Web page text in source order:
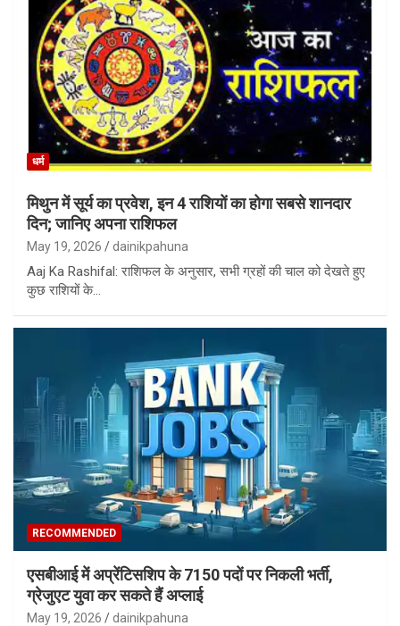
धर्म
मिथुन में सूर्य का प्रवेश, इन 4 राशियों का होगा सबसे शानदार
दिन; जानिए अपना राशिफल
May 19, 2026 dainikpahuna
Aaj Ka Rashifal: राशिफल के अनुसार, सभी ग्रहों की चाल को देखते हुए
कुछ राशियों के…
RECOMMENDED
एसबीआई में अप्रेंटिसशिप के 7150 पदों पर निकली भर्ती,
ग्रेजुएट युवा कर सकते हैं अप्लाई
May 19, 2026 dainikpahuna